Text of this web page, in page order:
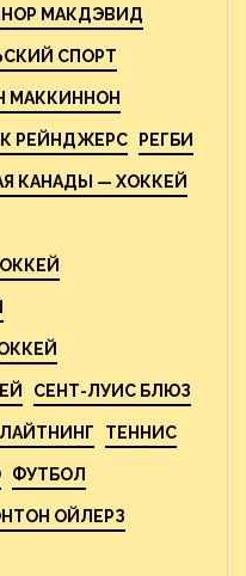
МАКДЭВИД
СПОРТ
МАККИННОН
РЕЙНДЖЕРС РЕГБИ
КАНАДЫ — ХОККЕЙ
СЕНТ-ЛУИС БЛЮЗ
ТЕННИС
ФУТБОЛ
ОЙЛЕРЗ